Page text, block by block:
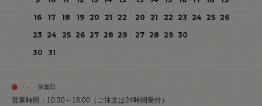
16
17 18 19 20 21
22
23
24 25 26 27 28 29
30
31
20
21 22 23 24 25
26
27 28 29 30
・・・休業日
営業時間：10:30～16:00（ご注文は24時間受付）